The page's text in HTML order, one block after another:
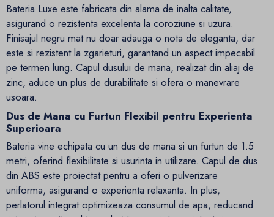
Bateria Luxe este fabricata din alama de inalta calitate,
asigurand o rezistenta excelenta la coroziune si uzura.
Finisajul negru mat nu doar adauga o nota de eleganta, dar
este si rezistent la zgarieturi, garantand un aspect impecabil
pe termen lung. Capul dusului de mana, realizat din aliaj de
zinc, aduce un plus de durabilitate si ofera o manevrare
usoara.
Dus de Mana cu Furtun Flexibil pentru Experienta
Superioara
Bateria vine echipata cu un dus de mana si un furtun de 1.5
metri, oferind flexibilitate si usurinta in utilizare. Capul de dus
din ABS este proiectat pentru a oferi o pulverizare
uniforma, asigurand o experienta relaxanta. In plus,
perlatorul integrat optimizeaza consumul de apa, reducand